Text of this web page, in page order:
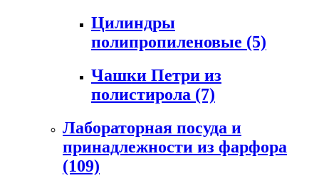
Цилиндры
полипропиленовые (5)
Чашки Петри из
полистирола (7)
Лабораторная посуда и
принадлежности из фарфора
(109)